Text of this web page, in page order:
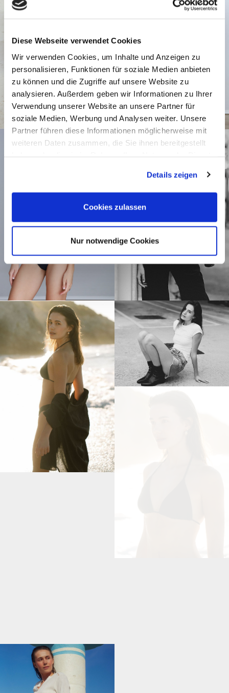
Diese Webseite verwendet Cookies
Wir verwenden Cookies, um Inhalte und Anzeigen zu
personalisieren, Funktionen für soziale Medien anbieten
zu können und die Zugriffe auf unsere Website zu
analysieren. Außerdem geben wir Informationen zu Ihrer
Verwendung unserer Website an unsere Partner für
soziale Medien, Werbung und Analysen weiter. Unsere
Partner führen diese Informationen möglicherweise mit
weiteren Daten zusammen, die Sie ihnen bereitgestellt
Details zeigen
Cookies zulassen
Nur notwendige Cookies